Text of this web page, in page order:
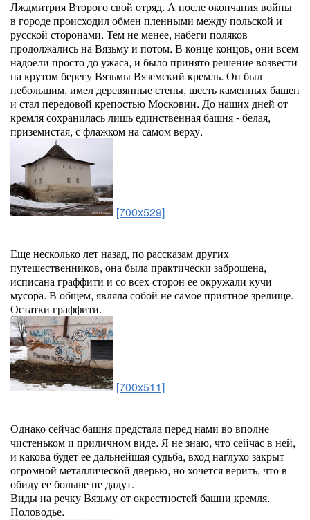
Лждмитрия Второго свой отряд. А после окончания войны
в городе происходил обмен пленными между польской и
русской сторонами. Тем не менее, набеги поляков
продолжались на Вязьму и потом. В конце концов, они всем
надоели просто до ужаса, и было принято решение возвести
на крутом берегу Вязьмы Вяземский кремль. Он был
небольшим, имел деревянные стены, шесть каменных башен
и стал передовой крепостью Московии. До наших дней от
кремля сохранилась лишь единственная башня - белая,
приземистая, с флажком на самом верху.
[700x529]
Еще несколько лет назад, по рассказам других
путешественников, она была практически заброшена,
исписана граффити и со всех сторон ее окружали кучи
мусора. В общем, являла собой не самое приятное зрелище.
Остатки граффити.
[700x511]
Однако сейчас башня предстала перед нами во вполне
чистеньком и приличном виде. Я не знаю, что сейчас в ней,
и какова будет ее дальнейшая судьба, вход наглухо закрыт
огромной металлической дверью, но хочется верить, что в
обиду ее больше не дадут.
Виды на речку Вязьму от окрестностей башни кремля.
Половодье.